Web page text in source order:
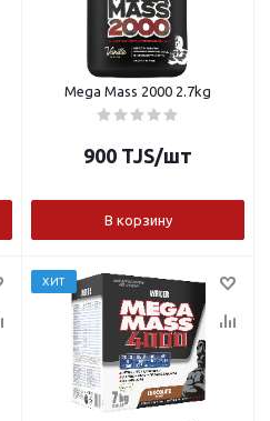
Mega Mass 2000 2.7kg
900 TJS/шт
В корзину
ХИТ